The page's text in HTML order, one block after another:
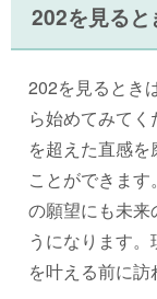
202を見ると
202を見るとき
ら始めてみて
を超えた直感
ことができま
の願望にも未来
うになります
を叶える前に訪